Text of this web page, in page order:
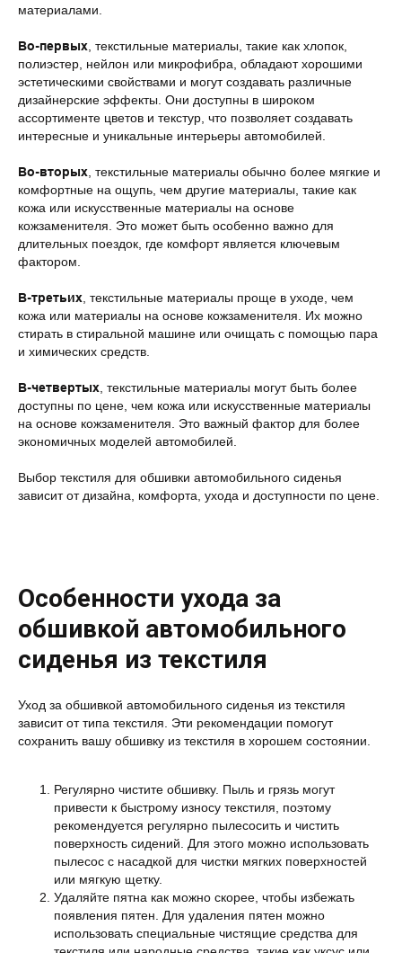
материалами.
Во-первых , текстильные материалы, такие как хлопок,
полиэстер, нейлон или микрофибра, обладают хорошими
эстетическими свойствами и могут создавать различные
дизайнерские эффекты. Они доступны в широком
ассортименте цветов и текстур, что позволяет создавать
интересные и уникальные интерьеры автомобилей.
Во-вторых , текстильные материалы обычно более мягкие и
комфортные на ощупь, чем другие материалы, такие как
кожа или искусственные материалы на основе
кожзаменителя. Это может быть особенно важно для
длительных поездок, где комфорт является ключевым
фактором.
В-третьих , текстильные материалы проще в уходе, чем
кожа или материалы на основе кожзаменителя. Их можно
стирать в стиральной машине или очищать с помощью пара
и химических средств.
В-четвертых , текстильные материалы могут быть более
доступны по цене, чем кожа или искусственные материалы
на основе кожзаменителя. Это важный фактор для более
экономичных моделей автомобилей.
Выбор текстиля для обшивки автомобильного сиденья
зависит от дизайна, комфорта, ухода и доступности по цене.
Особенности ухода за
обшивкой автомобильного
сиденья из текстиля
Уход за обшивкой автомобильного сиденья из текстиля
зависит от типа текстиля. Эти рекомендации помогут
сохранить вашу обшивку из текстиля в хорошем состоянии.
Регулярно чистите обшивку. Пыль и грязь могут
привести к быстрому износу текстиля, поэтому
рекомендуется регулярно пылесосить и чистить
поверхность сидений. Для этого можно использовать
пылесос с насадкой для чистки мягких поверхностей
или мягкую щетку.
Удаляйте пятна как можно скорее, чтобы избежать
появления пятен. Для удаления пятен можно
использовать специальные чистящие средства для